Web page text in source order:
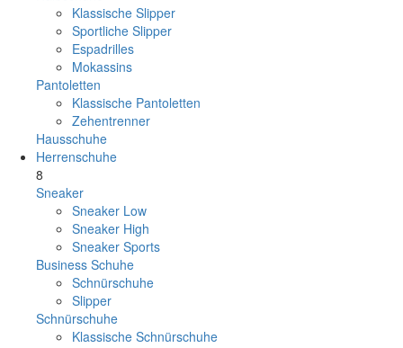
Klassische Slipper
Sportliche Slipper
Espadrilles
Mokassins
Pantoletten
Klassische Pantoletten
Zehentrenner
Hausschuhe
Herrenschuhe
8
Sneaker
Sneaker Low
Sneaker High
Sneaker Sports
Business Schuhe
Schnürschuhe
Slipper
Schnürschuhe
Klassische Schnürschuhe